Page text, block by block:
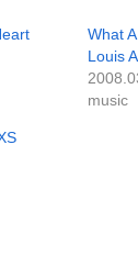
What
Louis
music